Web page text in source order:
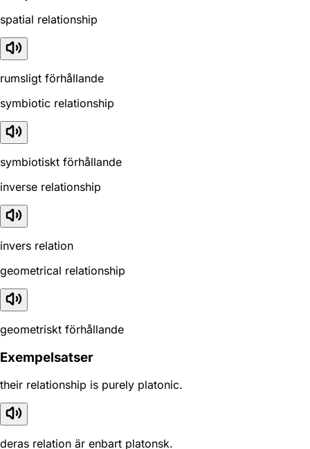
spatial relationship
rumsligt förhållande
symbiotic relationship
symbiotiskt förhållande
inverse relationship
invers relation
geometrical relationship
geometriskt förhållande
Exempelsatser
their relationship is purely platonic.
deras relation är enbart platonsk.